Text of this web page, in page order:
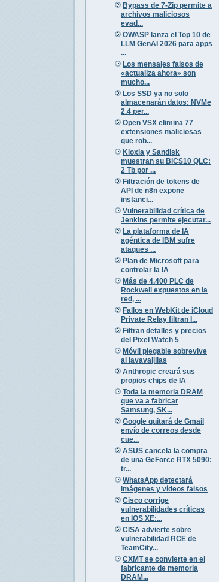
Bypass de 7-Zip permite a
archivos maliciosos
evad...
OWASP lanza el Top 10 de
LLM GenAI 2026 para apps
...
Los mensajes falsos de
«actualiza ahora» son
mucho...
Los SSD ya no solo
almacenarán datos: NVMe
2.4 per...
Open VSX elimina 77
extensiones maliciosas
que rob...
Kioxia y Sandisk
muestran su BiCS10 QLC:
2 Tb por ...
Filtración de tokens de
API de n8n expone
instanci...
Vulnerabilidad crítica de
Jenkins permite ejecutar...
La plataforma de IA
agéntica de IBM sufre
ataques ...
Plan de Microsoft para
controlar la IA
Más de 4.400 PLC de
Rockwell expuestos en la
red, ...
Fallos en WebKit de iCloud
Private Relay filtran I...
Filtran detalles y precios
del Pixel Watch 5
Móvil plegable sobrevive
al lavavajillas
Anthropic creará sus
propios chips de IA
Toda la memoria DRAM
que va a fabricar
Samsung, SK...
Google quitará de Gmail
envío de correos desde
cue...
ASUS cancela la compra
de una GeForce RTX 5090:
tr...
WhatsApp detectará
imágenes y vídeos falsos
Cisco corrige
vulnerabilidades críticas
en IOS XE:...
CISA advierte sobre
vulnerabilidad RCE de
TeamCity...
CXMT se convierte en el
fabricante de memoria
DRAM...